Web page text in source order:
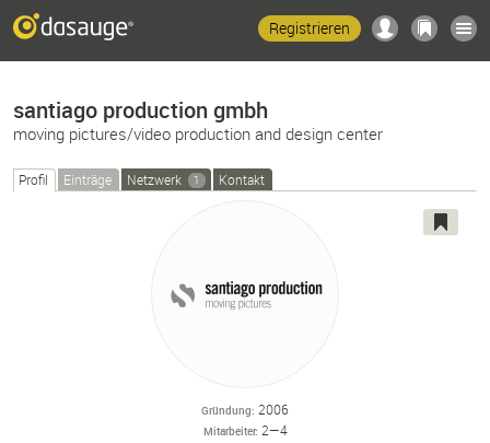
Registrieren
santiago production gmbh
moving pictures/video production and design center
Profil Einträge Netzwerk 1 Kontakt
Gründung 2006
Mitarbeiter 2—4